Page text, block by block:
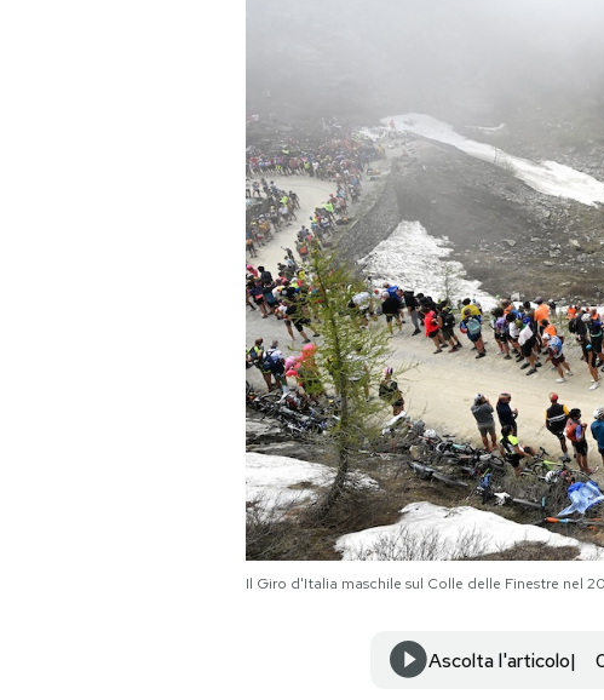
AREA PERSONALE
Hai bisogno di aiuto?
Il Giro d'Italia maschile sul Colle delle Finestre nel
Ascolta l'articolo